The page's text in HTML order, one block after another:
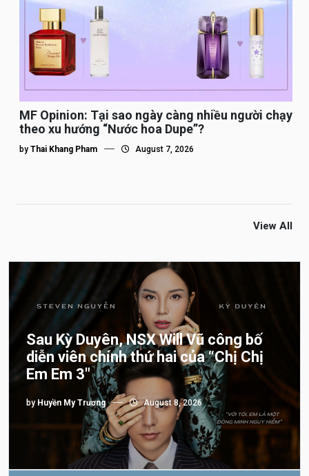
MF Opinion: Tại sao ngày càng nhiều người chạy
theo xu hướng “Nước hoa Dupe”?
by Thai Khang Pham August 7, 2026
View All
Sau Kỳ Duyên, NSX Will Vũ công bố
diễn viên chính thứ hai của “Chị Chị
Em Em 3″
by Huyền My Trương August 8, 2026